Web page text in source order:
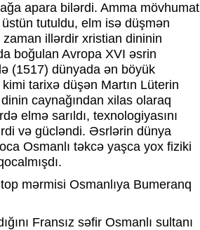
apara bilərdi. Amma mövhumat
tutuldu, elm isə düşmən
zaman illərdir xristian dininin
boğulan Avropa XVI əsrin
(1517) dünyada ən böyük
tarixə düşən Martın Lüterin
caynağından xilas olaraq
elmə sarıldı, texnologiyasını
və gücləndi. Əsrlərin dünya
Osmanlı təkcə yaşca yox fiziki
mərmisi Osmanlıya Bumeranq
Fransız səfir Osmanlı sultanı